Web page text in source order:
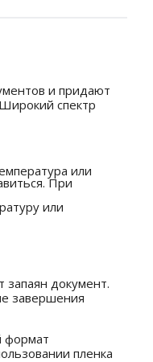
и придают
спектр
или
При
или
запаян документ.
завершения
формат
пленка